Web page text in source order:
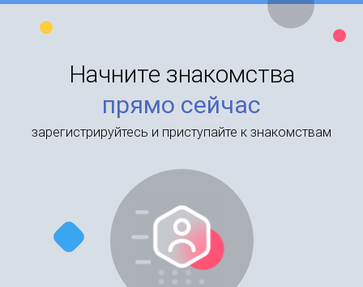
Начните знакомства
прямо сейчас
зарегистрируйтесь и приступайте к знакомствам